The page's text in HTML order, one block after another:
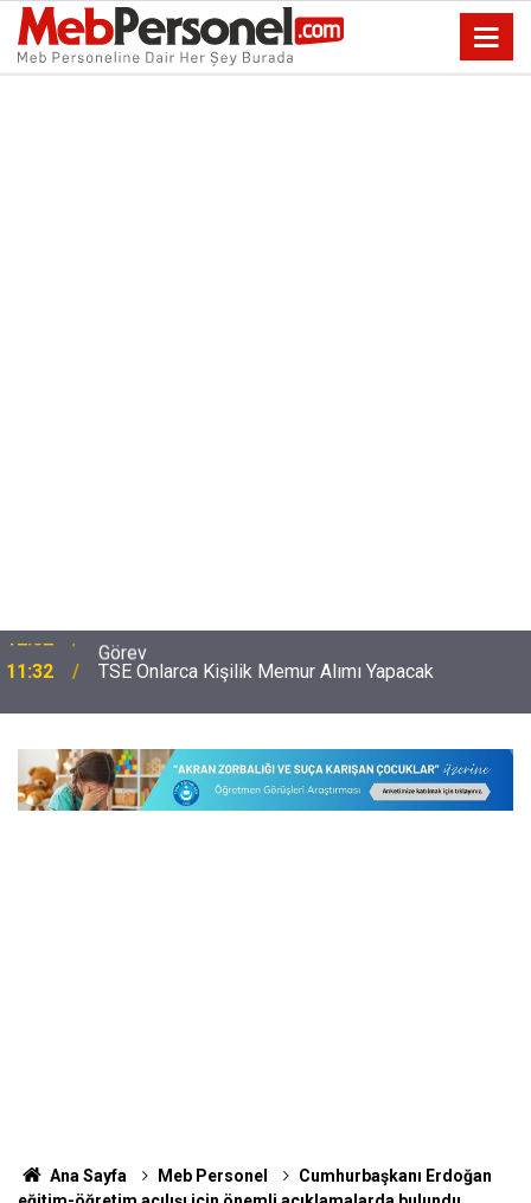
11:32 TSE Onlarca Kişilik Memur Alımı Yapacak
Ana Sayfa Meb Personel
Cumhurbaşkanı Erdoğan